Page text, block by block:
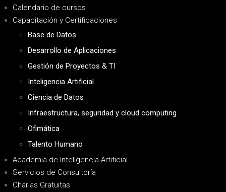
Calendario de cursos
Capacitación y Certificaciones
Base de Datos
Desarrollo de Aplicaciones
Gestión de Proyectos & TI
Inteligencia Artificial
Ciencia de Datos
Infraestructura, seguridad y cloud computing
Ofimática
Talento Humano
Academia de Inteligencia Artificial
Servicios de Consultoría
Charlas Gratuitas